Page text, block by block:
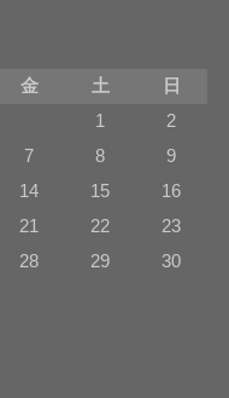
金 土
日
1
2
7 8
9
14 15
16
21 22
23
28 29
30